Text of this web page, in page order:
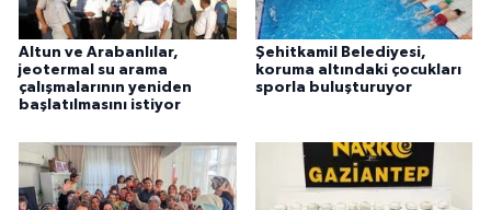
Altun ve Arabanlılar,
jeotermal su arama
çalışmalarının yeniden
başlatılmasını istiyor
Şehitkamil Belediyesi,
koruma altındaki çocukları
sporla buluşturuyor